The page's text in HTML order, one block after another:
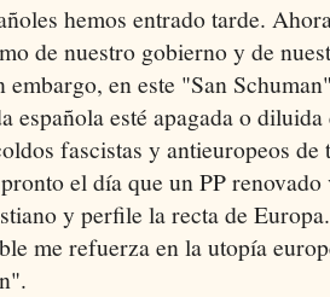
hemos entrado tarde.
de nuestro gobierno y de
embargo, en este "San
española esté apagada o
fascistas y antieuropeos de
el día que un PP
y perfile la recta de
me refuerza en la utopía